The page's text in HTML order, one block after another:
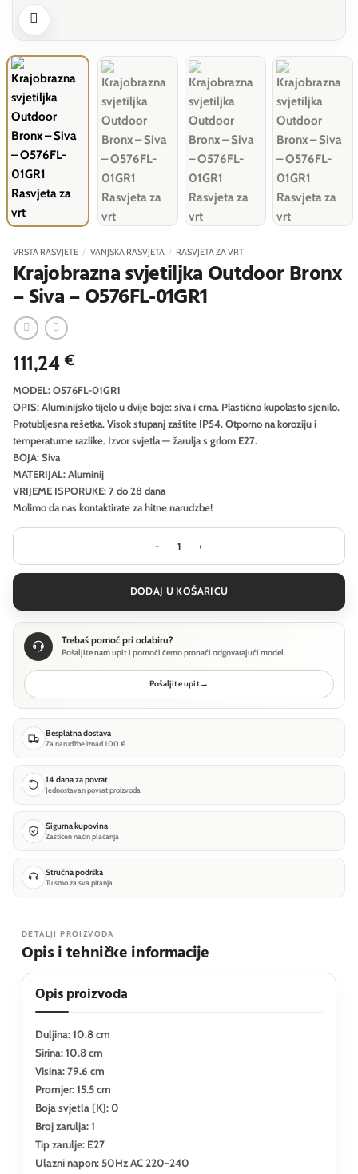
VRSTA RASVJETE / VANJSKA RASVJETA / RASVJETA ZA VRT
Krajobrazna svjetiljka Outdoor Bronx
– Siva – O576FL-01GR1
111,24€
MODEL: O576FL-01GR1
OPIS: Aluminijsko tijelo u dvije boje: siva i crna. Plastično kupolasto sjenilo.
Protubljesna rešetka. Visok stupanj zaštite IP54. Otporno na koroziju i
temperaturne razlike. Izvor svjetla — žarulja s grlom E27.
BOJA: Siva
MATERIJAL: Aluminij
VRIJEME ISPORUKE: 7 do 28 dana
Molimo da nas kontaktirate za hitne narudzbe!
Krajobrazna svjetiljka Outdoor Bronx
DODAJ U KOŠARICU
Trebaš pomoć pri odabiru?
Pošaljite nam upit i pomoći ćemo pronaći odgovarajući model.
Pošaljite upit→
Besplatna dostava
Za narudžbe iznad 100 €
14 dana za povrat
Jednostavan povrat proizvoda
Sigurna kupovina
Zaštićen način plaćanja
Stručna podrška
Tu smo za sva pitanja
DETALJI PROIZVODA
Opis i tehničke informacije
Opis proizvoda
Duljina: 10.8 cm
Sirina: 10.8 cm
Visina: 79.6 cm
Promjer: 15.5 cm
Boja svjetla [K]: 0
Broj zarulja: 1
Tip zarulje: E27
Ulazni napon: 50Hz AC 220-240